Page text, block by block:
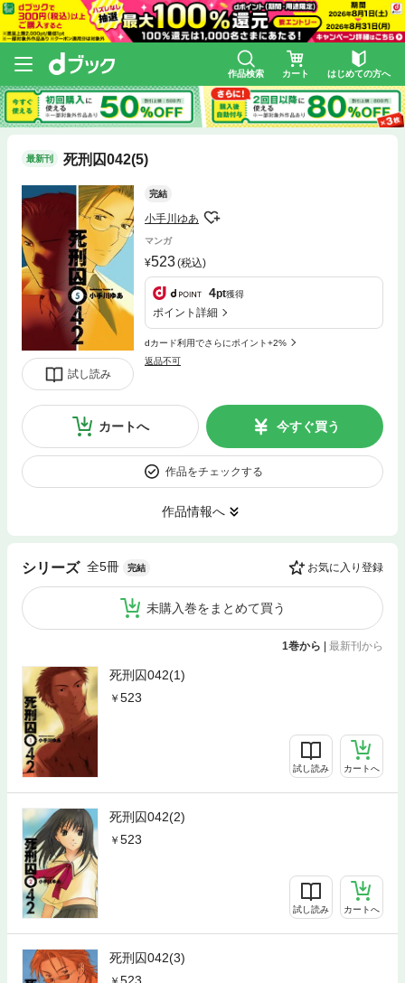
作品検索 カート はじめての方へ
最新刊 死刑囚042(5)
試し読み
完結
小手川ゆあ
マンガ
523(税込)
4pt獲得
ポイント詳細
dカード利用でさらにポイント+2%
返品不可
カートへ 今すぐ買う
作品をチェックする
作品情報へ
シリーズ 全5冊 完結 お気に入り登録
未購入巻をまとめて買う
1巻から | 最新刊から
死刑囚042(1)
523
試し読み カートへ
死刑囚042(2)
523
試し読み カートへ
死刑囚042(3)